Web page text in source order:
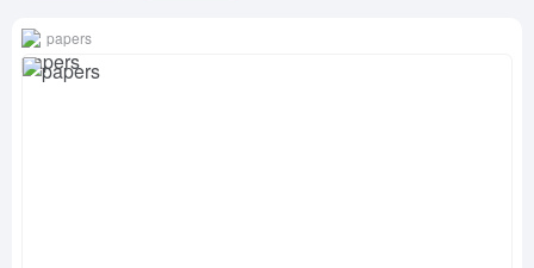
papers